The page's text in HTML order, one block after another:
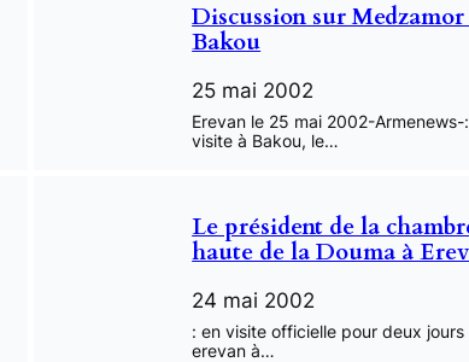
Discussion sur Medzamor
Bakou
25 mai 2002
Erevan le 25 mai 2002-Armenews-
visite à Bakou, le…
Le président de la
haute de la Douma à
24 mai 2002
: en visite officielle pour deux jours
erevan à…